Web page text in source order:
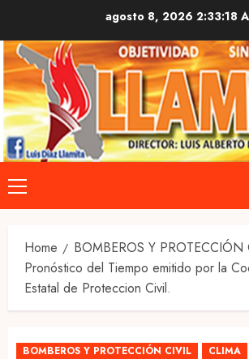
content
agosto 8, 2026 2:33:19
Primary
Menu
Home
BOMBEROS Y PROTECCIÓN
Pronóstico del Tiempo emitido por la
Estatal de Proteccion Civil.
BOMBEROS Y PROTECCIÓN CIVIL CLIMA